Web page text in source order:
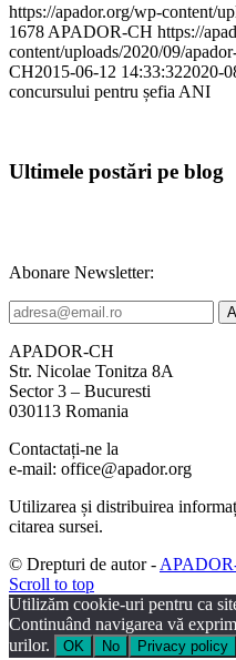
https://apador.org/wp-content/
1678 APADOR-CH https://
content/uploads/2020/09/
CH2015-06-12 14:33:322020-
concursului pentru șefia ANI
Ultimele postări pe blog
Abonare Newsletter:
APADOR-CH
Str. Nicolae Tonitza 8A
Sector 3 – Bucuresti
030113 Romania
Contactați-ne la
e-mail: office@apador.org
Utilizarea și distribuirea
citarea sursei.
© Drepturi de autor -
Scroll to top
Utilizăm cookie-uri pentru ca
Continuând navigarea vă
urilor.
OK No Privacy policy